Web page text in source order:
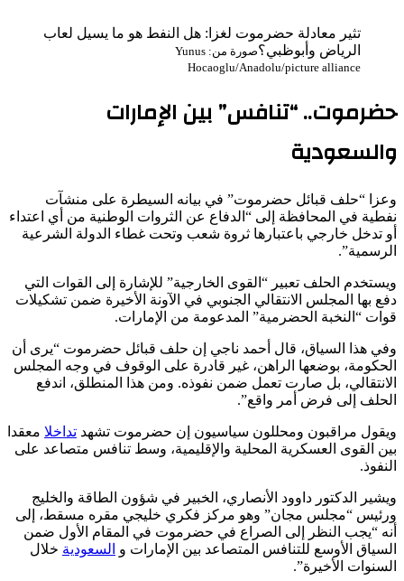
تثير معادلة حضرموت لغزا: هل النفط هو ما يسيل لعاب
الرياض وأبوظبي؟
صورة من: Yunus
Hocaoglu/Anadolu/picture alliance
حضرموت..“تنافس”بين الإمارات
والسعودية
وعزا “حلف قبائل حضرموت” في بيانه السيطرة على منشآت
نفطية في المحافظة إلى “الدفاع عن الثروات الوطنية من أي اعتداء
أو تدخل خارجي باعتبارها ثروة شعب وتحت غطاء الدولة الشرعية
الرسمية”.
ويستخدم الحلف تعبير “القوى الخارجية” للإشارة إلى القوات التي
دفع بها المجلس الانتقالي الجنوبي في الآونة الأخيرة ضمن تشكيلات
قوات “النخبة الحضرمية” المدعومة من الإمارات.
وفي هذا السياق، قال أحمد ناجي إن حلف قبائل حضرموت “يرى أن
الحكومة، بوضعها الراهن، غير قادرة على الوقوف في وجه المجلس
الانتقالي، بل صارت تعمل ضمن نفوذه. ومن هذا المنطلق، اندفع
الحلف إلى فرض أمر واقع”.
ويقول مراقبون ومحللون سياسيون إن حضرموت تشهد تداخلا معقدا
بين القوى العسكرية المحلية والإقليمية، وسط تنافس متصاعد على
النفوذ.
ويشير الدكتور داوود الأنصاري، الخبير في شؤون الطاقة والخليج
ورئيس “مجلس مجان” وهو مركز فكري خليجي مقره مسقط، إلى
أنه “يجب النظر إلى الصراع في حضرموت في المقام الأول ضمن
السياق الأوسع للتنافس المتصاعد بين الإمارات و السعودية خلال
السنوات الأخيرة”.